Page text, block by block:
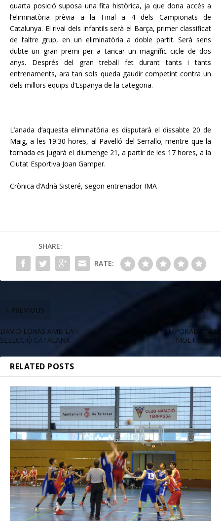
quarta posició suposa una fita històrica, ja que dona accés a
l’eliminatòria prèvia a la Final a 4 dels Campionats de
Catalunya. El rival dels infantils serà el Barça, primer classificat
de l’altre grup, en un eliminatòria a doble partit. Serà sens
dubte un gran premi per a tancar un magnífic cicle de dos
anys. Després del gran treball fet durant tants i tants
entrenaments, ara tan sols queda gaudir competint contra un
dels millors equips d’Espanya de la categoria.
L’anada d’aquesta eliminatòria es disputarà el dissabte 20 de
Maig, a les 19:30 hores, al Pavelló del Serrallo; mentre que la
tornada es jugarà el diumenge 21, a partir de les 17 hores, a la
Ciutat Esportiva Joan Gamper.
Crònica d’Adrià Sisteré, segon entrenador IMA
SHARE:
RATE:
PREVIOUS
DAVID LORAS AMB LA
SELECCIÓ CATALANA
NEXT
ACABA LA TEMPORADA AMB
MOLT EN JOC
RELATED POSTS